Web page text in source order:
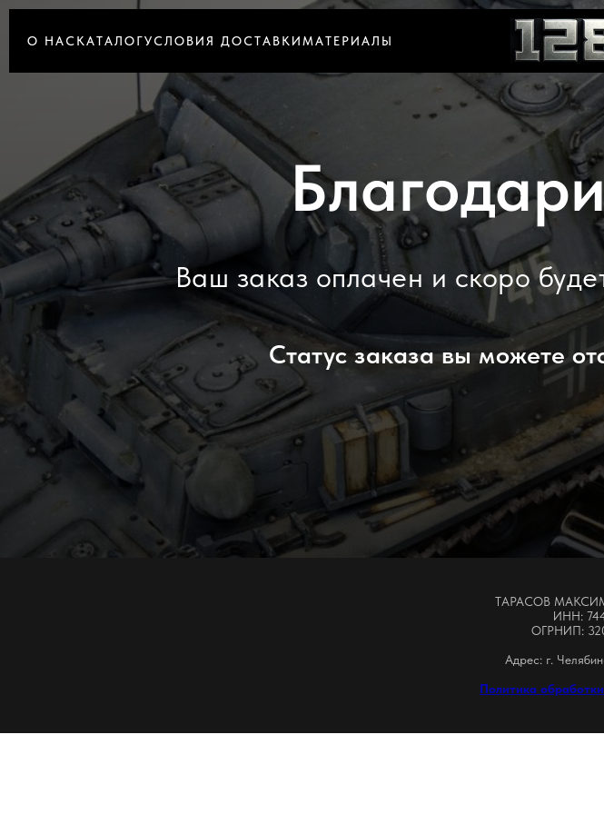
О НАСКАТАЛОГУСЛОВИЯ ДОСТАВКИМАТЕРИАЛЫ
Ваш заказ оплачен и скоро
Статус заказа вы можете
ТАРАСОВ
ИНН:
ОГРНИП:
Адрес: г.
Политика